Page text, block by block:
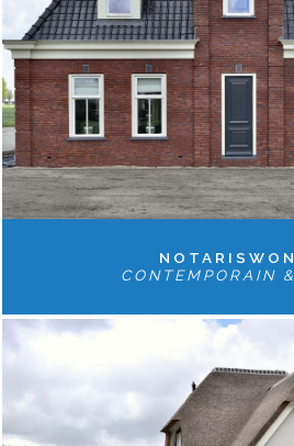
CONTEMPORAIN